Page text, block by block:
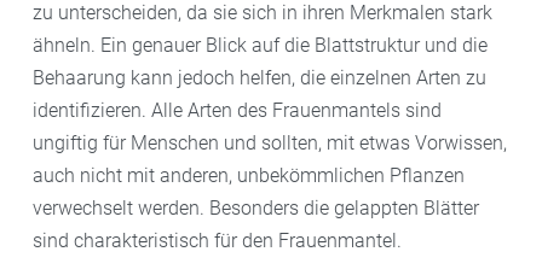
zu unterscheiden, da sie sich in ihren Merkmalen stark
ähneln. Ein genauer Blick auf die Blattstruktur und die
Behaarung kann jedoch helfen, die einzelnen Arten zu
identifizieren. Alle Arten des Frauenmantels sind
ungiftig für Menschen und sollten, mit etwas Vorwissen,
auch nicht mit anderen, unbekömmlichen Pflanzen
verwechselt werden. Besonders die gelappten Blätter
sind charakteristisch für den Frauenmantel.